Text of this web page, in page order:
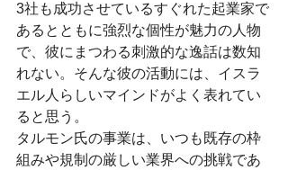
3社も成功させているすぐれた起業家で
あるとともに強烈な個性が魅力の人物
で、彼にまつわる刺激的な逸話は数知
れない。そんな彼の活動には、イスラ
エル人らしいマインドがよく表れてい
ると思う。
タルモン氏の事業は、いつも既存の枠
組みや規制の厳しい業界への挑戦であ